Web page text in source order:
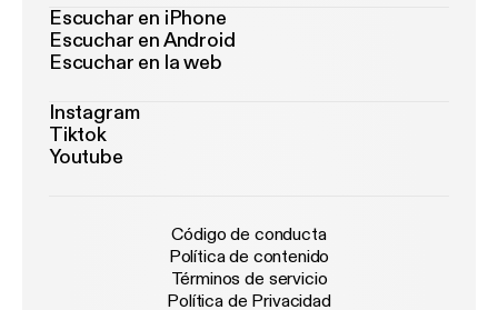
Escuchar en iPhone
Escuchar en Android
Escuchar en la web
Instagram
Tiktok
Youtube
Código de conducta
Política de contenido
Términos de servicio
Política de Privacidad